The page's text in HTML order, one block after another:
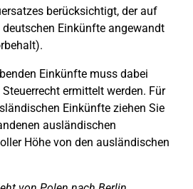
berücksichtigt, der auf
Einkünfte angewandt
Einkünfte muss dabei
ermittelt werden. Für
Einkünfte ziehen Sie
ausländischen
Höhe von den ausländischen